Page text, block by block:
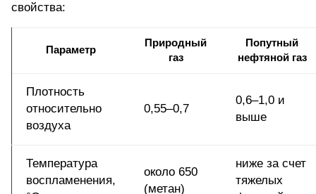
свойства:
Параметр
Природный
газ
Попутный
нефтяной газ
Плотность
относительно
воздуха
0,55–0,7
0,6–1,0 и
выше
Температура
воспламенения,
около 650
(метан)
ниже за счет
тяжелых